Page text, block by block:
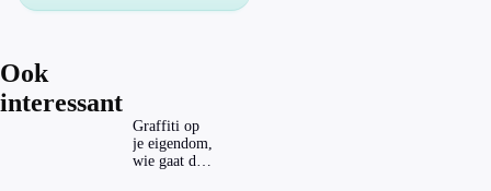
Ook
interessant
Graffiti op
je eigendom,
wie gaat dat